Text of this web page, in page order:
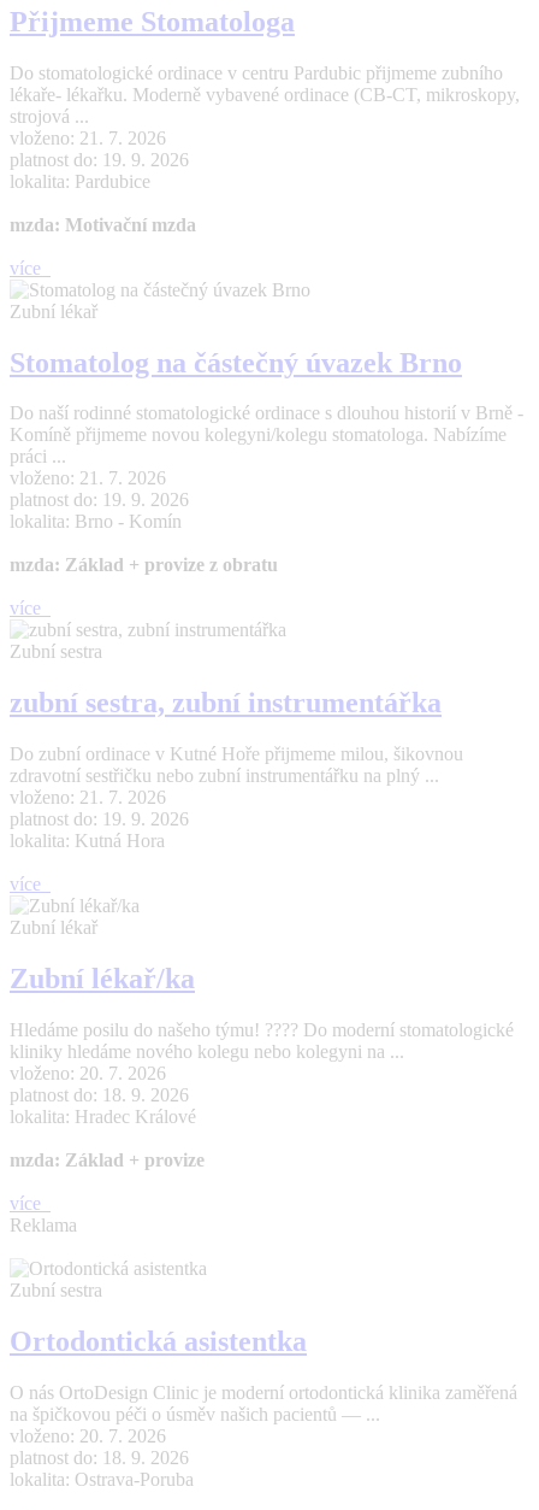
Přijmeme Stomatologa
Do stomatologické ordinace v centru Pardubic přijmeme zubního
lékaře- lékařku. Moderně vybavené ordinace (CB-CT, mikroskopy,
strojová ...
vloženo: 21. 7. 2026
platnost do: 19. 9. 2026
lokalita: Pardubice
mzda: Motivační mzda
více
Zubní lékař
Stomatolog na částečný úvazek Brno
Do naší rodinné stomatologické ordinace s dlouhou historií v Brně -
Komíně přijmeme novou kolegyni/kolegu stomatologa. Nabízíme
práci ...
vloženo: 21. 7. 2026
platnost do: 19. 9. 2026
lokalita: Brno - Komín
mzda: Základ + provize z obratu
více
Zubní sestra
zubní sestra, zubní instrumentářka
Do zubní ordinace v Kutné Hoře přijmeme milou, šikovnou
zdravotní sestřičku nebo zubní instrumentářku na plný ...
vloženo: 21. 7. 2026
platnost do: 19. 9. 2026
lokalita: Kutná Hora
více
Zubní lékař
Zubní lékař/ka
Hledáme posilu do našeho týmu! ???? Do moderní stomatologické
kliniky hledáme nového kolegu nebo kolegyni na ...
vloženo: 20. 7. 2026
platnost do: 18. 9. 2026
lokalita: Hradec Králové
mzda: Základ + provize
více
Reklama
Zubní sestra
Ortodontická asistentka
O nás OrtoDesign Clinic je moderní ortodontická klinika zaměřená
na špičkovou péči o úsměv našich pacientů — ...
vloženo: 20. 7. 2026
platnost do: 18. 9. 2026
lokalita: Ostrava-Poruba